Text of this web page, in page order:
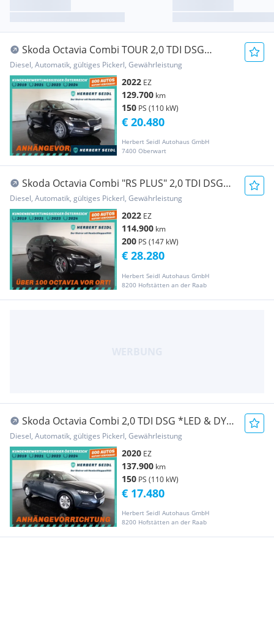
Skoda Octavia Combi TOUR 2,0 TDI DSG
*MATRIX-LED / 17...
Diesel, Automatik, gültiges Pickerl, Gewährleistung
2022 EZ
129.700 km
150 PS (110 kW)
Herbert Seidl Autohaus GmbH
7400 Oberwart
€ 20.480
Skoda Octavia Combi "RS PLUS" 2,0 TDI DSG
*19 ZOLL / ...
Diesel, Automatik, gültiges Pickerl, Gewährleistung
2022 EZ
114.900 km
200 PS (147 kW)
Herbert Seidl Autohaus GmbH
8200 Hofstätten an der Raab
€ 28.280
Skoda Octavia Combi 2,0 TDI DSG *LED & DYN.
BLINKER /...
Diesel, Automatik, gültiges Pickerl, Gewährleistung
2020 EZ
137.900 km
150 PS (110 kW)
Herbert Seidl Autohaus GmbH
8200 Hofstätten an der Raab
€ 17.480